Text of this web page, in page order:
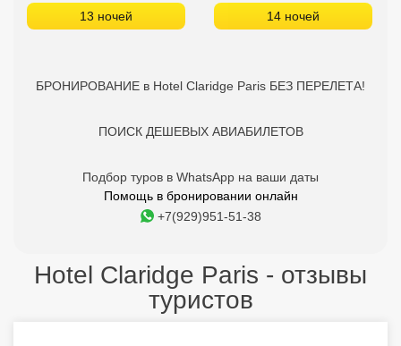
13 ночей 14 ночей
БРОНИРОВАНИЕ в Hotel Claridge Paris БЕЗ ПЕРЕЛЕТА!
ПОИСК ДЕШЕВЫХ АВИАБИЛЕТОВ
Подбор туров в WhatsApp на ваши даты
Помощь в бронировании онлайн
+7(929)951-51-38
Hotel Claridge Paris - отзывы
туристов